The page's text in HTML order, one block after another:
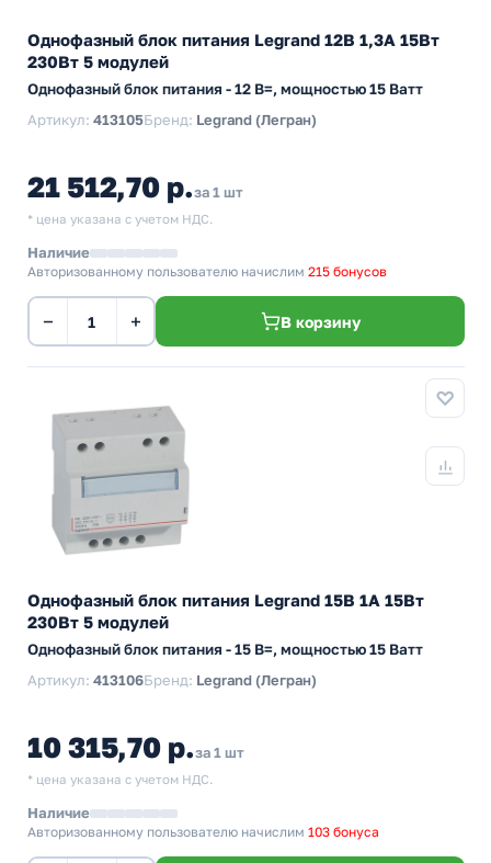
Однофазный блок питания Legrand 12В 1,3А 15Вт
230Вт 5 модулей
Однофазный блок питания - 12 В=, мощностью 15 Ватт
Артикул: 413105Бренд: Legrand (Легран)
21 512,70 р.за 1 шт
* цена указана с учетом НДС.
Наличие
Авторизованному пользователю начислим 215 бонусов
− + В корзину
Однофазный блок питания Legrand 15В 1А 15Вт
230Вт 5 модулей
Однофазный блок питания - 15 В=, мощностью 15 Ватт
Артикул: 413106Бренд: Legrand (Легран)
10 315,70 р.за 1 шт
* цена указана с учетом НДС.
Наличие
Авторизованному пользователю начислим 103 бонуса